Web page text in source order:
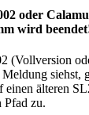
oder
wird
(Vollversion
siehst,
älteren
Pfad zu.